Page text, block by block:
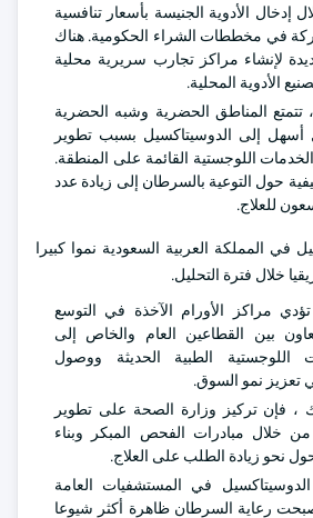
إدخال الأدوية الجنيسة بأسعار تنافسية
في مخططات الشراء الحكومية. هناك
لإنشاء مراكز تجارب سريرية محلية
الأدوية المحلية.
تتمتع المناطق الحضرية وشبه الحضرية
أسهل إلى الدوسيتاكسيل بسبب تطوير
اللوجستية القائمة على المنطقة.
حول التوعية بالسرطان إلى زيادة عدد
للعلاج.
في المملكة العربية السعودية نموا كبيرا
خلال فترة التحليل.
مراكز الأورام الآخذة في التوسع
بين القطاعين العام والخاص إلى
اللوجستية الطبية الحديثة ووصول
تعزيز نمو السوق.
، فإن تركيز وزارة الصحة على تطوير
خلال مبادرات الفحص المبكر وبناء
نحو زيادة الطلب على العلاج.
الدوسيتاكسيل في المستشفيات العامة
رعاية السرطان ظاهرة أكثر شيوعا